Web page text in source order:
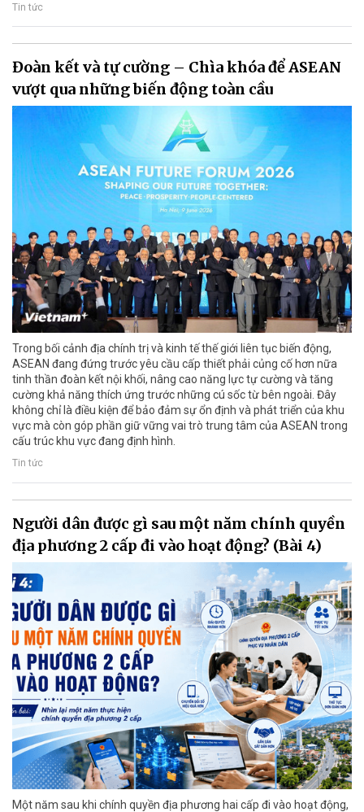
Tin tức
Đoàn kết và tự cường – Chìa khóa để ASEAN
vượt qua những biến động toàn cầu
Trong bối cảnh địa chính trị và kinh tế thế giới liên tục biến động,
ASEAN đang đứng trước yêu cầu cấp thiết phải củng cố hơn nữa
tinh thần đoàn kết nội khối, nâng cao năng lực tự cường và tăng
cường khả năng thích ứng trước những cú sốc từ bên ngoài. Đây
không chỉ là điều kiện để bảo đảm sự ổn định và phát triển của khu
vực mà còn góp phần giữ vững vai trò trung tâm của ASEAN trong
cấu trúc khu vực đang định hình.
Tin tức
Người dân được gì sau một năm chính quyền
địa phương 2 cấp đi vào hoạt động? (Bài 4)
Một năm sau khi chính quyền địa phương hai cấp đi vào hoạt động,